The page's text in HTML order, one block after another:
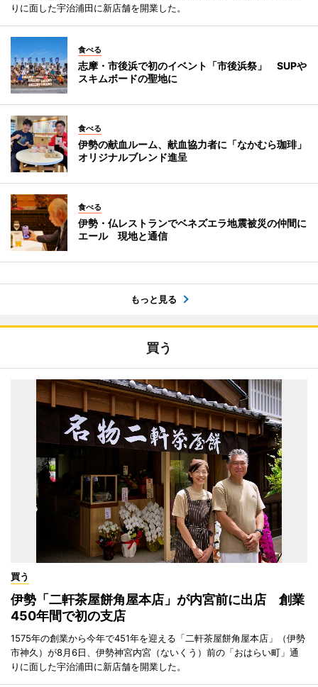
りに面した宇治浦田に新店舗を開業した。
食べる
志摩・市後浜で初のイベント「市後浜祭」 SUPや
スキムボードの聖地に
食べる
伊勢の献血ルーム、献血協力者に「なかむら珈琲」
オリジナルブレンド進呈
食べる
伊勢・仏レストランでベネズエラ地震被災の仲間に
エール 現地と通信
もっと見る
買う
買う
伊勢「二軒茶屋餅角屋本店」が内宮前に出店 創業
450年間で初の支店
1575年の創業から今年で451年を迎える「二軒茶屋餅角屋本店」（伊勢
市神久）が8月6日、伊勢神宮内宮（ないくう）前の「おはらい町」通
りに面した宇治浦田に新店舗を開業した。